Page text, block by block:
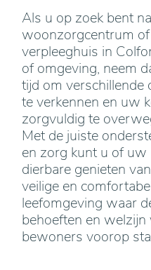
Als u op zoek bent
woonzorgcentrum of
verpleeghuis in
of omgeving, neem
tijd om verschillende
te verkennen en uw
zorgvuldig te
Met de juiste
en zorg kunt u of uw
dierbare genieten
veilige en
leefomgeving waar
behoeften en welzijn
bewoners voorop